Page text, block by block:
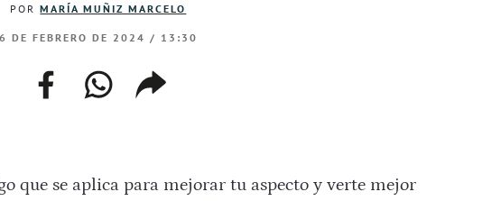
PORMARÍA MUÑIZ MARCELO
6 DE FEBRERO DE 2024 / 13:30
facebookwhatsapp
web
copiar
enlace
que se aplica para mejorar tu aspecto y verte mejor